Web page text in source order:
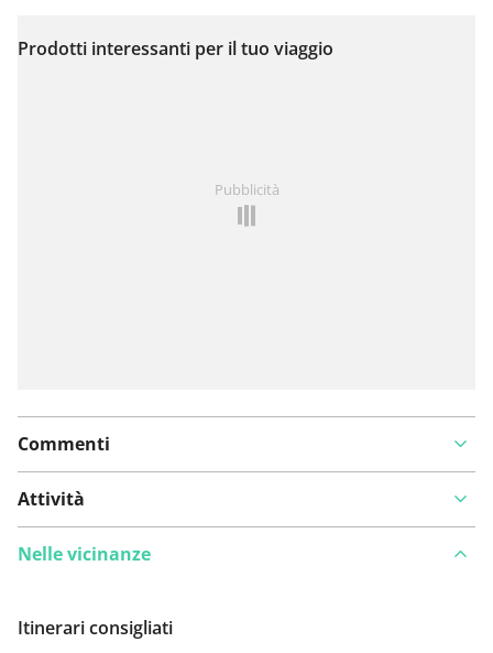
Visualizza sulla mappa
Prodotti interessanti per il tuo viaggio
Pubblicità
Commenti
Attività
Nelle vicinanze
Itinerari consigliati